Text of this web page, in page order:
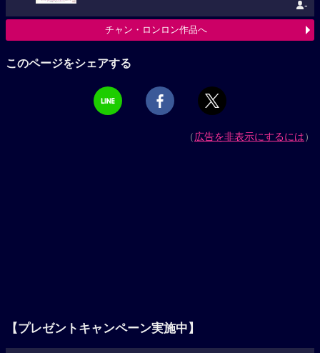
-
チャン・ロンロン作品へ
このページをシェアする
（広告を非表示にするには）
【プレゼントキャンペーン実施中】